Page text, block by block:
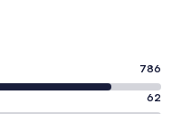
786
62